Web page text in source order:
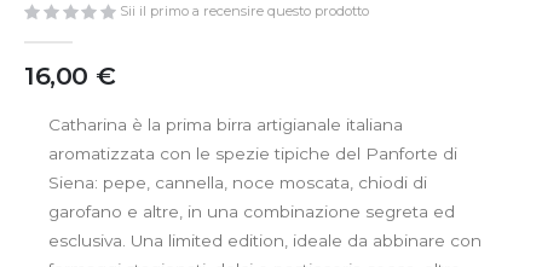
Sii il primo a recensire questo prodotto
16,00 €
Catharina è la prima birra artigianale italiana
aromatizzata con le spezie tipiche del Panforte di
Siena: pepe, cannella, noce moscata, chiodi di
garofano e altre, in una combinazione segreta ed
esclusiva. Una limited edition, ideale da abbinare con